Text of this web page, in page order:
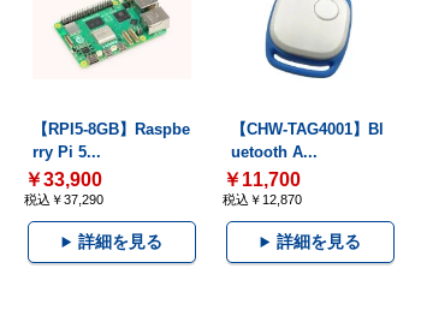
【RPI5-8GB】Raspbe
rry Pi 5...
￥33,900
税込￥37,290
詳細を見る
【CHW-TAG4001】Bl
uetooth A...
￥11,700
税込￥12,870
詳細を見る